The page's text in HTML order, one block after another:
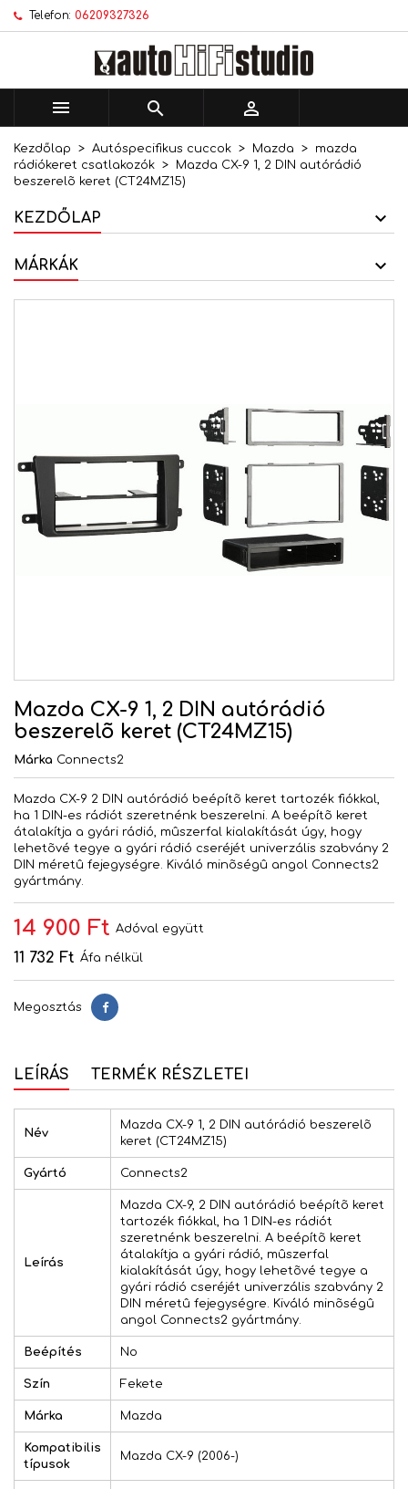
Telefon: 06209327326
  
Kezdőlap Autóspecifikus cuccok Mazda
mazda
rádiókeret csatlakozók
Mazda CX-9 1, 2 DIN autórádió
beszerelõ keret (CT24MZ15)
KEZDŐLAP
MÁRKÁK
Mazda CX-9 1, 2 DIN autórádió
beszerelõ keret (CT24MZ15)
Márka Connects2
Mazda CX-9 2 DIN autórádió beépítõ keret tartozék fiókkal,
ha 1 DIN-es rádiót szeretnénk beszerelni. A beépítõ keret
átalakítja a gyári rádió, mûszerfal kialakítását úgy, hogy
lehetõvé tegye a gyári rádió cseréjét univerzális szabvány 2
DIN méretû fejegységre. Kiváló minõségû angol Connects2
gyártmány.
14 900 Ft Adóval együtt
11 732 Ft Áfa nélkül
Megosztás Megosztás
LEÍRÁS TERMÉK RÉSZLETEI
Név
Mazda CX-9 1, 2 DIN autórádió beszerelõ
keret (CT24MZ15)
Gyártó Connects2
Leírás
Mazda CX-9, 2 DIN autórádió beépítõ keret
tartozék fiókkal, ha 1 DIN-es rádiót
szeretnénk beszerelni. A beépítõ keret
átalakítja a gyári rádió, mûszerfal
kialakítását úgy, hogy lehetõvé tegye a
gyári rádió cseréjét univerzális szabvány 2
DIN méretû fejegységre. Kiváló minõségû
angol Connects2 gyártmány.
Beépítés No
Szín Fekete
Márka Mazda
Kompatibilis
típusok
Mazda CX-9 (2006-)
Kívánságlistáim ×
Új lista létrehozása
Kívánságlista létrehozása ×
Kívánságlista neve
Mégsem
Bejelentkezés ×
történő mentéséhez.
Mégsem Bejelentkezés